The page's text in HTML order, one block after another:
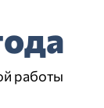
работы